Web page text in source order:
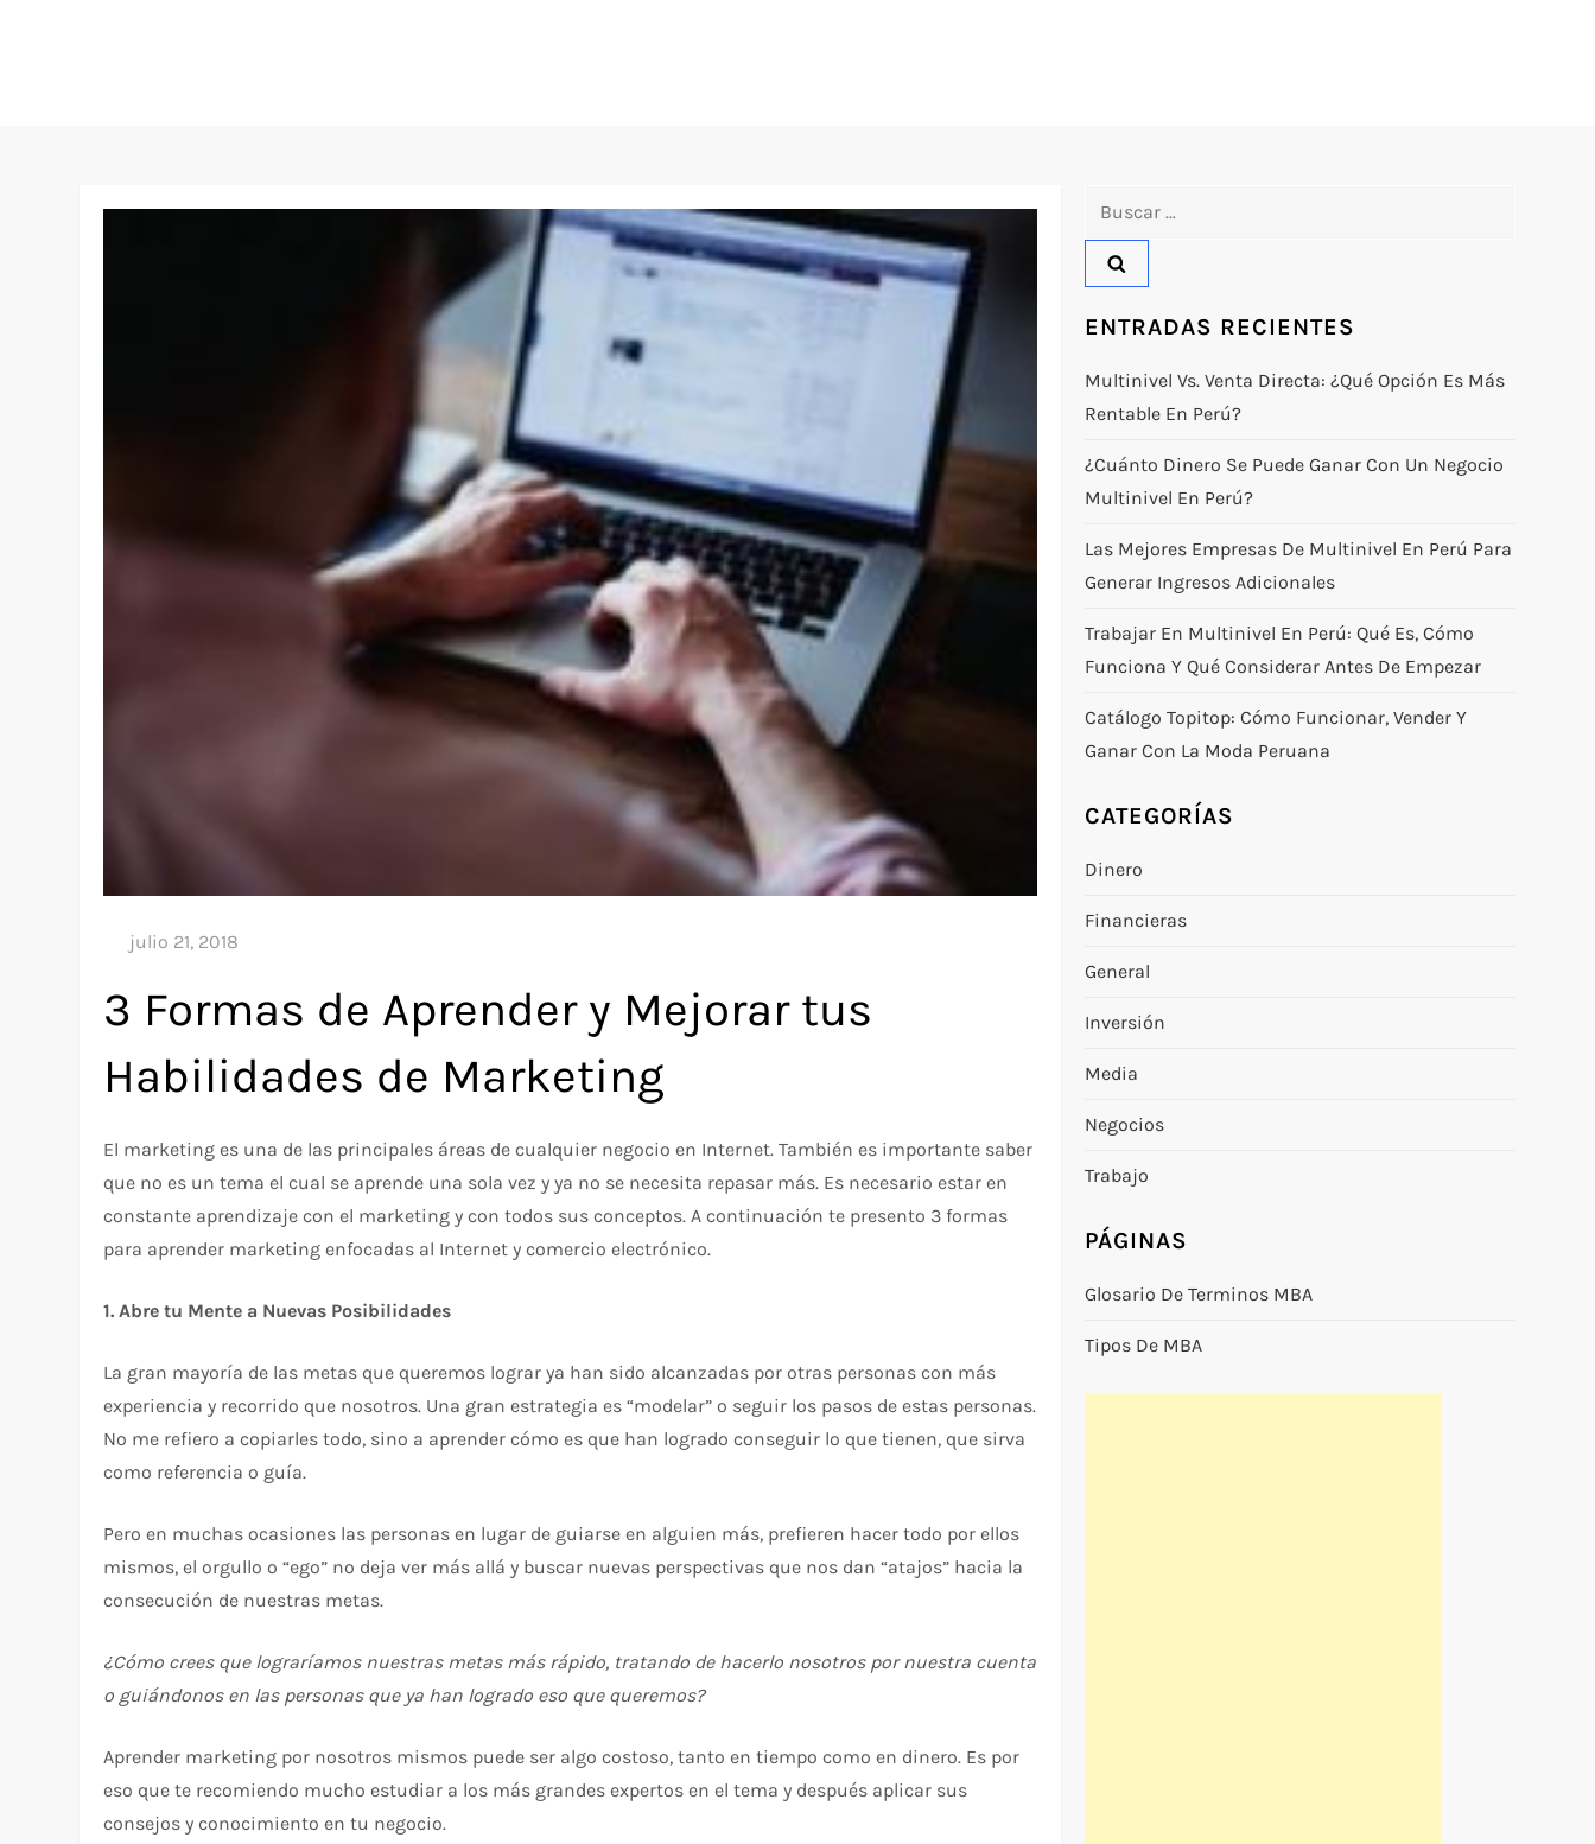
3 Formas de Aprender y Mejorar tus
Habilidades de Marketing
El marketing es una de las principales áreas de cualquier negocio en Internet. También es importante saber
que no es un tema el cual se aprende una sola vez y ya no se necesita repasar más. Es necesario estar en
constante aprendizaje con el marketing y con todos sus conceptos. A continuación te presento 3 formas
para aprender marketing enfocadas al Internet y comercio electrónico.
1. Abre tu Mente a Nuevas Posibilidades
La gran mayoría de las metas que queremos lograr ya han sido alcanzadas por otras personas con más
experiencia y recorrido que nosotros. Una gran estrategia es “modelar” o seguir los pasos de estas personas.
No me refiero a copiarles todo, sino a aprender cómo es que han logrado conseguir lo que tienen, que sirva
como referencia o guía.
Pero en muchas ocasiones las personas en lugar de guiarse en alguien más, prefieren hacer todo por ellos
mismos, el orgullo o “ego” no deja ver más allá y buscar nuevas perspectivas que nos dan “atajos” hacia la
consecución de nuestras metas.
¿Cómo crees que lograríamos nuestras metas más rápido, tratando de hacerlo nosotros por nuestra cuenta
o guiándonos en las personas que ya han logrado eso que queremos?
Aprender marketing por nosotros mismos puede ser algo costoso, tanto en tiempo como en dinero. Es por
eso que te recomiendo mucho estudiar a los más grandes expertos en el tema y después aplicar sus
consejos y conocimiento en tu negocio.
ENTRADAS RECIENTES
Multinivel Vs. Venta Directa: ¿qué Opción Es Más
Rentable En Perú?
¿Cuánto Dinero Se Puede Ganar Con Un Negocio
Multinivel En Perú?
Las Mejores Empresas De Multinivel En Perú Para
Generar Ingresos Adicionales
Trabajar En Multinivel En Perú: Qué Es, Cómo
Funciona Y Qué Considerar Antes De Empezar
Catálogo Topitop: Cómo Funcionar, Vender Y
Ganar Con La Moda Peruana
CATEGORÍAS
Dinero
Financieras
General
Inversión
Media
Negocios
Trabajo
PÁGINAS
Glosario De Terminos MBA
Tipos De MBA